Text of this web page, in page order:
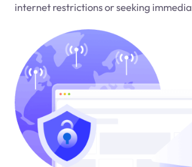
internet restrictions or seeking